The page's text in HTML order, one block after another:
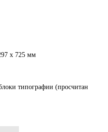
х 725 мм
типографии (просчитан